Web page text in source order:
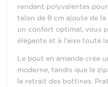
rendant polyvalentes
talon de 8 cm ajoute de
un confort optimal, vous
élégante et à l'aise toute
Le bout en amande crée
moderne, tandis que le
le retrait des bottines.